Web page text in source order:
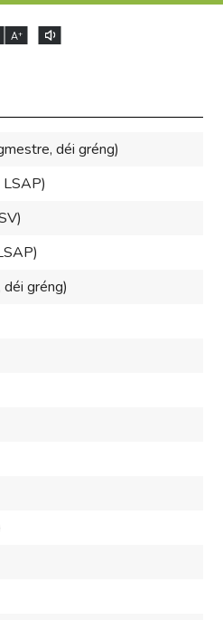
A+
déi gréng)
LSAP)
gréng)